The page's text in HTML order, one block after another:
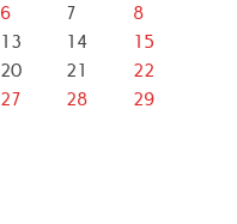
6 7
8
13 14
15
20 21
22
27 28
29